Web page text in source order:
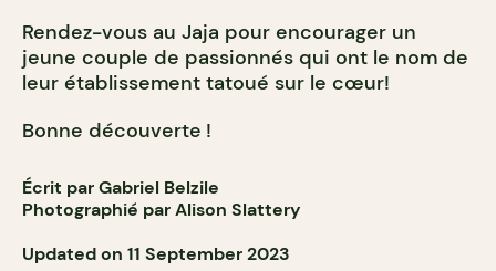
Rendez-vous au Jaja pour encourager un
jeune couple de passionnés qui ont le nom de
leur établissement tatoué sur le cœur!
Bonne découverte !
Écrit par Gabriel Belzile
Photographié par Alison Slattery
Updated on 11 September 2023